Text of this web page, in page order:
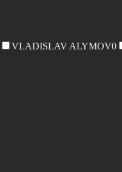
VLADISLAV ALYMOV0